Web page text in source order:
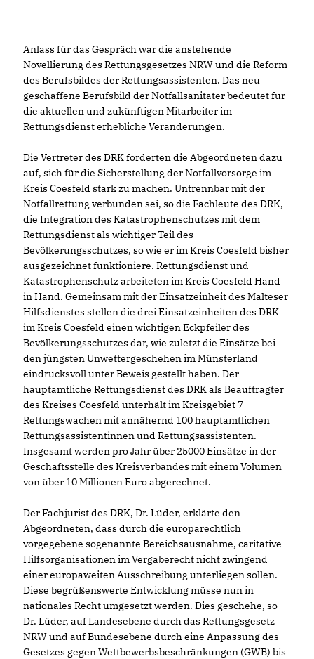
Anlass für das Gespräch war die anstehende
Novellierung des Rettungsgesetzes NRW und die Reform
des Berufsbildes der Rettungsassistenten. Das neu
geschaffene Berufsbild der Notfallsanitäter bedeutet für
die aktuellen und zukünftigen Mitarbeiter im
Rettungsdienst erhebliche Veränderungen.
Die Vertreter des DRK forderten die Abgeordneten dazu
auf, sich für die Sicherstellung der Notfallvorsorge im
Kreis Coesfeld stark zu machen. Untrennbar mit der
Notfallrettung verbunden sei, so die Fachleute des DRK,
die Integration des Katastrophenschutzes mit dem
Rettungsdienst als wichtiger Teil des
Bevölkerungsschutzes, so wie er im Kreis Coesfeld bisher
ausgezeichnet funktioniere. Rettungsdienst und
Katastrophenschutz arbeiteten im Kreis Coesfeld Hand
in Hand. Gemeinsam mit der Einsatzeinheit des Malteser
Hilfsdienstes stellen die drei Einsatzeinheiten des DRK
im Kreis Coesfeld einen wichtigen Eckpfeiler des
Bevölkerungsschutzes dar, wie zuletzt die Einsätze bei
den jüngsten Unwettergeschehen im Münsterland
eindrucksvoll unter Beweis gestellt haben. Der
hauptamtliche Rettungsdienst des DRK als Beauftragter
des Kreises Coesfeld unterhält im Kreisgebiet 7
Rettungswachen mit annähernd 100 hauptamtlichen
Rettungsassistentinnen und Rettungsassistenten.
Insgesamt werden pro Jahr über 25000 Einsätze in der
Geschäftsstelle des Kreisverbandes mit einem Volumen
von über 10 Millionen Euro abgerechnet.
Der Fachjurist des DRK, Dr. Lüder, erklärte den
Abgeordneten, dass durch die europarechtlich
vorgegebene sogenannte Bereichsausnahme, caritative
Hilfsorganisationen im Vergaberecht nicht zwingend
einer europaweiten Ausschreibung unterliegen sollen.
Diese begrüßenswerte Entwicklung müsse nun in
nationales Recht umgesetzt werden. Dies geschehe, so
Dr. Lüder, auf Landesebene durch das Rettungsgesetz
NRW und auf Bundesebene durch eine Anpassung des
Gesetzes gegen Wettbewerbsbeschränkungen (GWB) bis